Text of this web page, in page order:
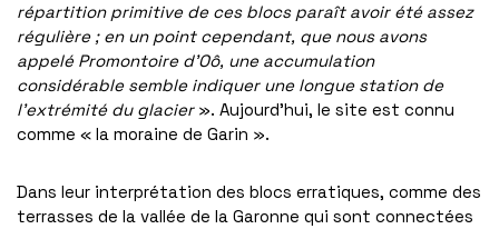
répartition primitive de ces blocs paraît avoir été assez
régulière ; en un point cependant, que nous avons
appelé Promontoire d’Oô, une accumulation
considérable semble indiquer une longue station de
l’extrémité du glacier». Aujourd’hui, le site est connu
comme « la moraine de Garin ».
Dans leur interprétation des blocs erratiques, comme des
terrasses de la vallée de la Garonne qui sont connectées